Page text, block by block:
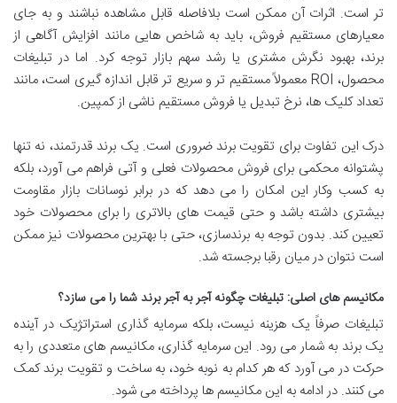
تر است. اثرات آن ممکن است بلافاصله قابل مشاهده نباشند و به جای
معیارهای مستقیم فروش، باید به شاخص هایی مانند افزایش آگاهی از
برند، بهبود نگرش مشتری یا رشد سهم بازار توجه کرد. اما در تبلیغات
محصول، ROI معمولاً مستقیم تر و سریع تر قابل اندازه گیری است، مانند
تعداد کلیک ها، نرخ تبدیل یا فروش مستقیم ناشی از کمپین.
درک این تفاوت برای تقویت برند ضروری است. یک برند قدرتمند، نه تنها
پشتوانه محکمی برای فروش محصولات فعلی و آتی فراهم می آورد، بلکه
به کسب وکار این امکان را می دهد که در برابر نوسانات بازار مقاومت
بیشتری داشته باشد و حتی قیمت های بالاتری را برای محصولات خود
تعیین کند. بدون توجه به برندسازی، حتی با بهترین محصولات نیز ممکن
است نتوان در میان رقبا برجسته شد.
مکانیسم های اصلی: تبلیغات چگونه آجر به آجر برند شما را می سازد؟
تبلیغات صرفاً یک هزینه نیست، بلکه سرمایه گذاری استراتژیک در آینده
یک برند به شمار می رود. این سرمایه گذاری، مکانیسم های متعددی را به
حرکت در می آورد که هر کدام به نوبه خود، به ساخت و تقویت برند کمک
می کنند. در ادامه به این مکانیسم ها پرداخته می شود.